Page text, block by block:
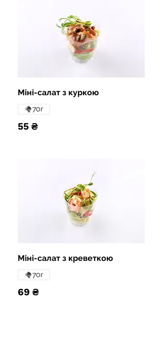
Міні-салат з куркою
55 ₴
70г
Міні-салат з креветкою
69 ₴
70г